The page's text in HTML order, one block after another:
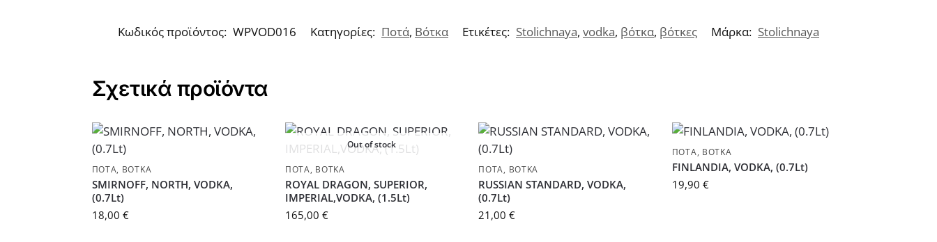
Κωδικός προϊόντος: WPVOD016 Κατηγορίες: Ποτά, Βότκα Ετικέτες: Stolichnaya, vodka, βότκα, βότκες Μάρκα: Stolichnaya
Σχετικά προϊόντα
ΠΟΤΆ ΒΌΤΚΑ
SMIRNOFF, NORTH, VODKA,
(0.7Lt)
18,00 €
Out of stock
ΠΟΤΆ ΒΌΤΚΑ
ROYAL DRAGON, SUPERIOR,
IMPERIAL,VODKA, (1.5Lt)
165,00 €
ΠΟΤΆ ΒΌΤΚΑ
RUSSIAN STANDARD, VODKA,
(0.7Lt)
21,00€
ΠΟΤΆ ΒΌΤΚΑ
FINLANDIA, VODKA, (0.7Lt)
19,90 €